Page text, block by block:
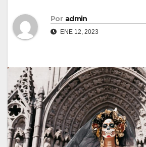
Por admin
ENE 12, 2023